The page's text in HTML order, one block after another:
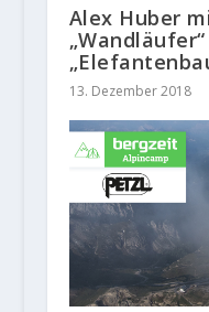
Alex Huber
13. Dezember 2018